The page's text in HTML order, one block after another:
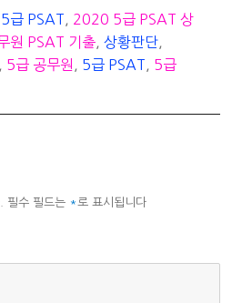
급 PSAT, 2020 5급 PSAT 상
원 PSAT 기출,상황판단,
, 5급 공무원 , 5급 PSAT, 5급
필수 필드는 *로 표시됩니다